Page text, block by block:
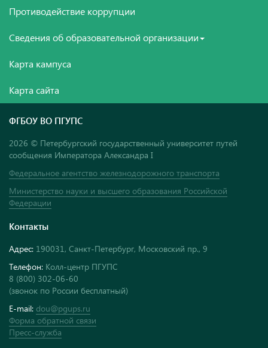
Противодействие коррупции
Сведения об образовательной организации
Карта кампуса
Карта сайта
ФГБОУ ВО ПГУПС
2026 © Петербургский государственный университет путей
сообщения Императора Александра I
Федеральное агентство железнодорожного транспорта
Министерство науки и высшего образования Российской
Федерации
Контакты
Адрес: 190031, Санкт-Петербург, Московский пр., 9
Телефон: Колл-центр ПГУПС
8 (800) 302-06-60
(звонок по России бесплатный)
E-mail: dou@pgups.ru
Форма обратной связи
Пресс-служба